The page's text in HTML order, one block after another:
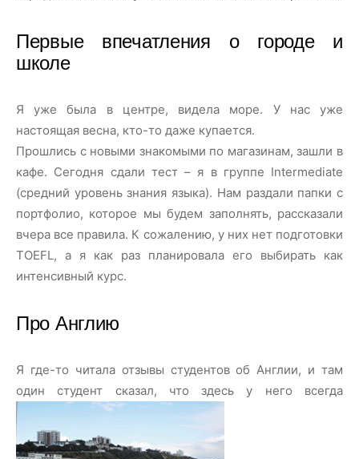
Первые впечатления о городе и
школе
Я уже была в центре, видела море. У нас уже
настоящая весна, кто-то даже купается.
Прошлись с новыми знакомыми по магазинам, зашли в
кафе. Сегодня сдали тест – я в группе Intermediate
(средний уровень знания языка). Нам раздали папки с
портфолио, которое мы будем заполнять, рассказали
вчера все правила. К сожалению, у них нет подготовки
TOEFL, а я как раз планировала его выбирать как
интенсивный курс.
Про Англию
Я где-то читала отзывы студентов об Англии, и там
один студент сказал, что здесь у него всегда